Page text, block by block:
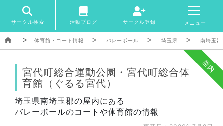
サークル検索 活動ブログ サークル登録 メニュー
体育館・コート情報 バレーボール 埼玉県 南埼玉郡
屋内
宮代町総合運動公園・宮代町総合体
育館（ぐるる宮代）
埼玉県南埼玉郡の屋内にある
バレーボールのコートや体育館の情報